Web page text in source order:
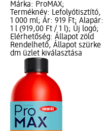
Márka: ProMAX;
Terméknév: Lefolyótisztító,
1 000 ml; Ár: 919 Ft; Alapár:
1 l (919,00 Ft / 1 l); Új logó;
Elérhetőség: Állapot zöld
Rendelhető, Állapot szürke
dm üzlet kiválasztása